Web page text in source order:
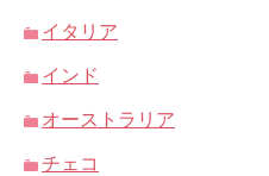
イタリア
インド
オーストラリア
チェコ